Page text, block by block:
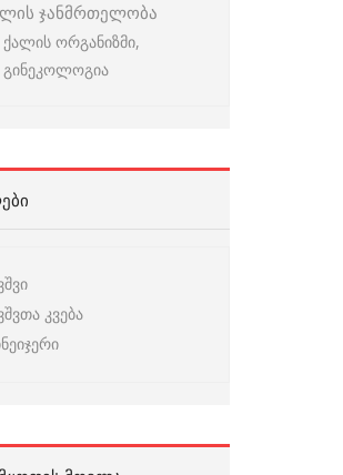
ჯანმრთელობა
ქალის ორგანიზმი,
გინეკოლოგია
კვება